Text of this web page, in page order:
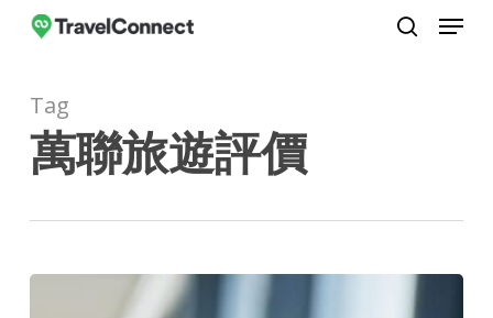
Skip
content
Menu
Tag
萬聯旅遊評價